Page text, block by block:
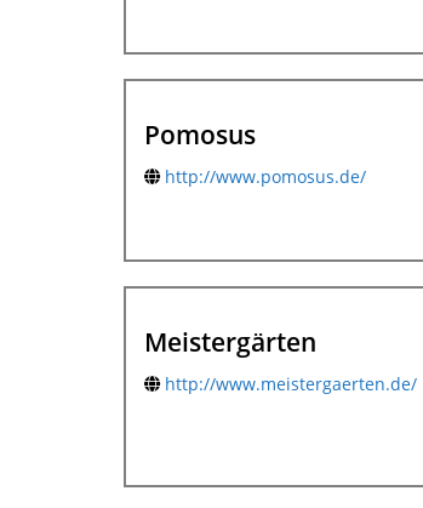
Pomosus
http://www.pomosus.de/
Meistergärten
http://www.meistergaerten.de/